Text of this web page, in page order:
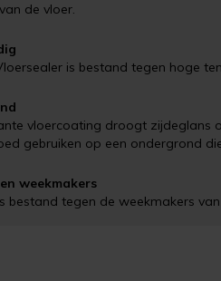
de vloer.
is bestand tegen hoge
vloercoating droogt zijdeglans
gebruiken op een ondergrond
weekmakers
bestand tegen de weekmakers